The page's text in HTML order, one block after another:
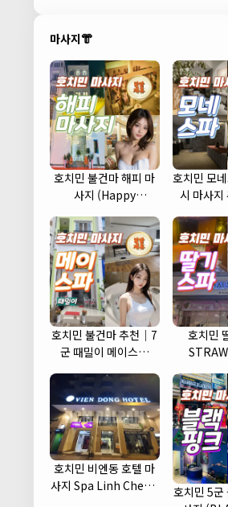
마사지👘
호치민 불건마 해피 마
사지 (Happy
호치민 모
시 마사지
호치민 불건마 추천｜7
군 때밀이 메이스파
호치민
호치민 비엔동 호텔 마
사지 Spa Linh Cherry
호치민 5군